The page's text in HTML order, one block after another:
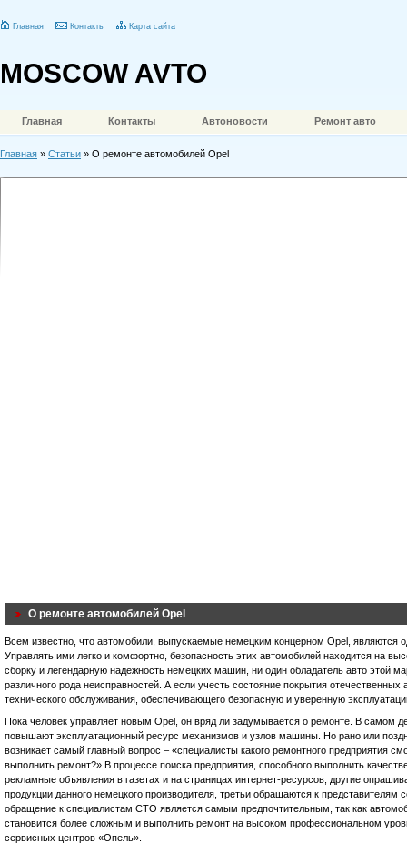
Главная Контакты Карта сайта
MOSCOW AVTO
Главная Контакты Автоновости Ремонт авто
Главная » Статьи » О ремонте автомобилей Opel
О ремонте автомобилей Opel
Всем известно, что автомобили, выпускаемые немецким концерном Opel, являются
Управлять ими легко и комфортно, безопасность этих автомобилей находится на
сборку и легендарную надежность немецких машин, ни один обладатель авто этой
различного рода неисправностей. А если учесть состояние покрытия отечественных
технического обслуживания, обеспечивающего безопасную и уверенную
Пока человек управляет новым Opel, он вряд ли задумывается о ремонте. В самом
повышают эксплуатационный ресурс механизмов и узлов машины. Но рано или
возникает самый главный вопрос – «специалисты какого ремонтного предприятия
выполнить ремонт?» В процессе поиска предприятия, способного выполнить
рекламные объявления в газетах и на страницах интернет-ресурсов, другие
продукции данного немецкого производителя, третьи обращаются к
обращение к специалистам СТО является самым предпочтительным, так как
становится более сложным и выполнить ремонт на высоком профессиональном
сервисных центров «Опель».